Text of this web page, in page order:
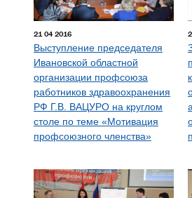
21 04 2016
Выступление председателя
Ивановской областной
организации профсоюза
работников здравоохранения
РФ Г.В. ВАЦУРО на круглом
столе по теме «Мотивация
профсоюзного членства»